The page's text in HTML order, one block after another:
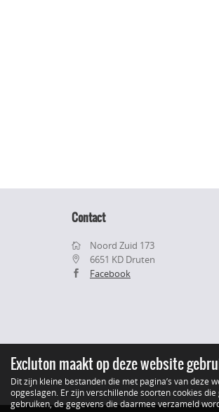
Contact
Noord Zuid 173
6651 KD Druten
Facebook
Excluton maakt op deze website
Dit zijn kleine bestanden die met pagina’s van
opgeslagen. Er zijn verschillende soorten cookies
gebruiken, de gegevens die daarmee verzameld